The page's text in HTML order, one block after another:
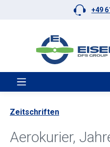
Zum Hauptinhalt springen+49
Zeitschriften
Aerokurier,